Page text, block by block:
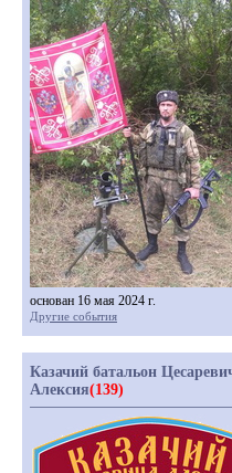
основан 16 мая 2024 г.
Другие события
Казачий батальон
Алексия(139)